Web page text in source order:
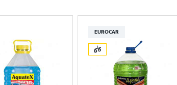
EUROCAR
Выберите ваш город